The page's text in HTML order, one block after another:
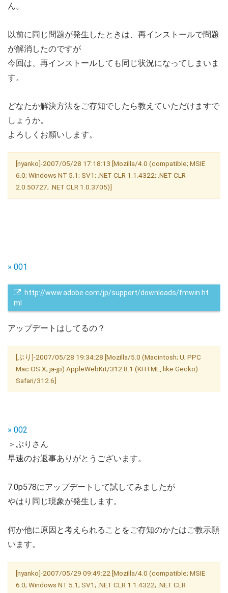
ん。
以前に同じ問題が発生したときは、再インストールで問題
が解消したのですが
今回は、再インストールしても同じ状況になってしまいま
す。
どなたか解決方法をご存知でしたら教えていただけますで
しょうか。
よろしくお願いします。
[nyanko]-2007/05/28 17:18:13 [Mozilla/4.0 (compatible; MSIE
6.0; Windows NT 5.1; SV1; .NET CLR 1.1.4322; .NET CLR
2.0.50727; .NET CLR 1.0.3705)]
» 001
http://www.adobe.com/jp/support/downloads/fmwin.ht
ml
アップデートはしてるの？
[ぷり]-2007/05/28 19:34:28 [Mozilla/5.0 (Macintosh; U; PPC
Mac OS X; ja-jp) AppleWebKit/312.8.1 (KHTML, like Gecko)
Safari/312.6]
» 002
＞ぷりさん
早速のお返事ありがとうございます。
7.0p578にアップデートして試してみましたが
やはり同じ現象が発生します。
何か他に原因と考えられることをご存知のかたはご教示願
います。
[nyanko]-2007/05/29 09:49:22 [Mozilla/4.0 (compatible; MSIE
6.0; Windows NT 5.1; SV1; .NET CLR 1.1.4322; .NET CLR